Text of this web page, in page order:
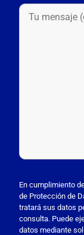
o
r
f
a
En cumplimiento
de Protección de
tratará sus datos
consulta. Puede
datos mediante